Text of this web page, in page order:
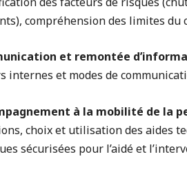
compréhension des limites du
et remontée
internes et modes de
à la mobilité de la
choix et utilisation des aides
sécurisées pour l’aidé et